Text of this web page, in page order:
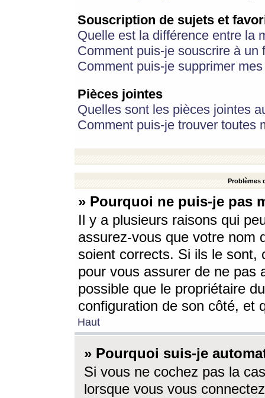
Souscription de sujets et
Quelle est la différence entre la
Comment puis-je souscrire à
Comment puis-je supprimer
Pièces jointes
Quelles sont les pièces jointes
Comment puis-je trouver toutes
Problèmes
» Pourquoi ne puis-je pas
Il y a plusieurs raisons qui
assurez-vous que votre nom
soient corrects. Si ils le sont,
pour vous assurer de ne pas
possible que le propriétaire
configuration de son côté, et
Haut
» Pourquoi suis-je
Si vous ne cochez pas la
lorsque vous vous